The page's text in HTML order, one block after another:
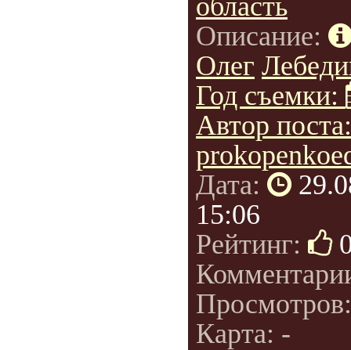
область
Описание:
Олег
Год съемки:
Автор
Дата:
15:06
Рейтинг:
Карта: -